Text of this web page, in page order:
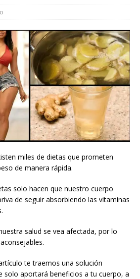
miles de dietas que prometen
de manera rápida.
solo hacen que nuestro cuerpo
de seguir absorbiendo las vitaminas
salud se vea afectada, por lo
te traemos una solución
solo aportará beneficios a tu cuerpo, a